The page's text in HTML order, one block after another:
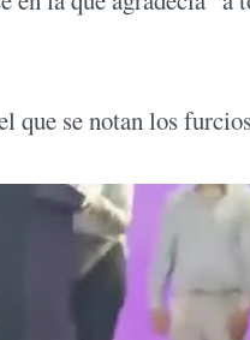
que se notan los